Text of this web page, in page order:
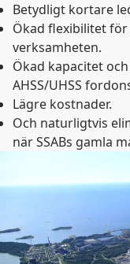
Betydligt kortare
Ökad flexibilitet
verksamheten.
Ökad kapacitet
AHSS/UHSS
Lägre kostnader.
Och naturligtvis
när SSABs gamla